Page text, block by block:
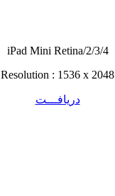
iPad Mini Retina/2/3/4
Resolution : 1536 x 2048
دریافـــت